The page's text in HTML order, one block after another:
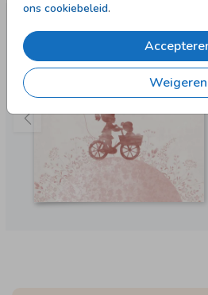
ons cookiebeleid.
Weigeren
GEBOORTEKAARTJE